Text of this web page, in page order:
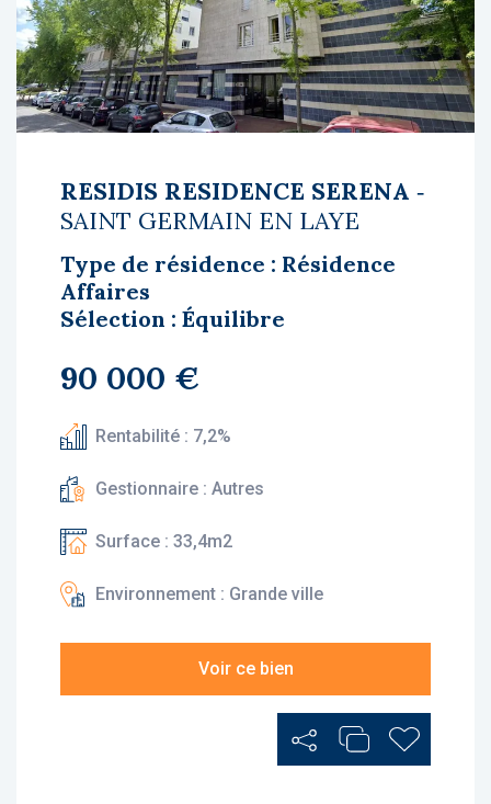
RESIDIS RESIDENCE SERENA ‐
SAINT GERMAIN EN LAYE
Type de résidence : Résidence
Affaires
Sélection : Équilibre
90 000 €
Rentabilité : 7,2%
Gestionnaire : Autres
Surface : 33,4m2
Environnement : Grande ville
Voir ce bien
PartagerAjouter au
Ajouter